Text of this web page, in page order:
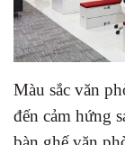
Màu sắc văn
đến cảm hứng